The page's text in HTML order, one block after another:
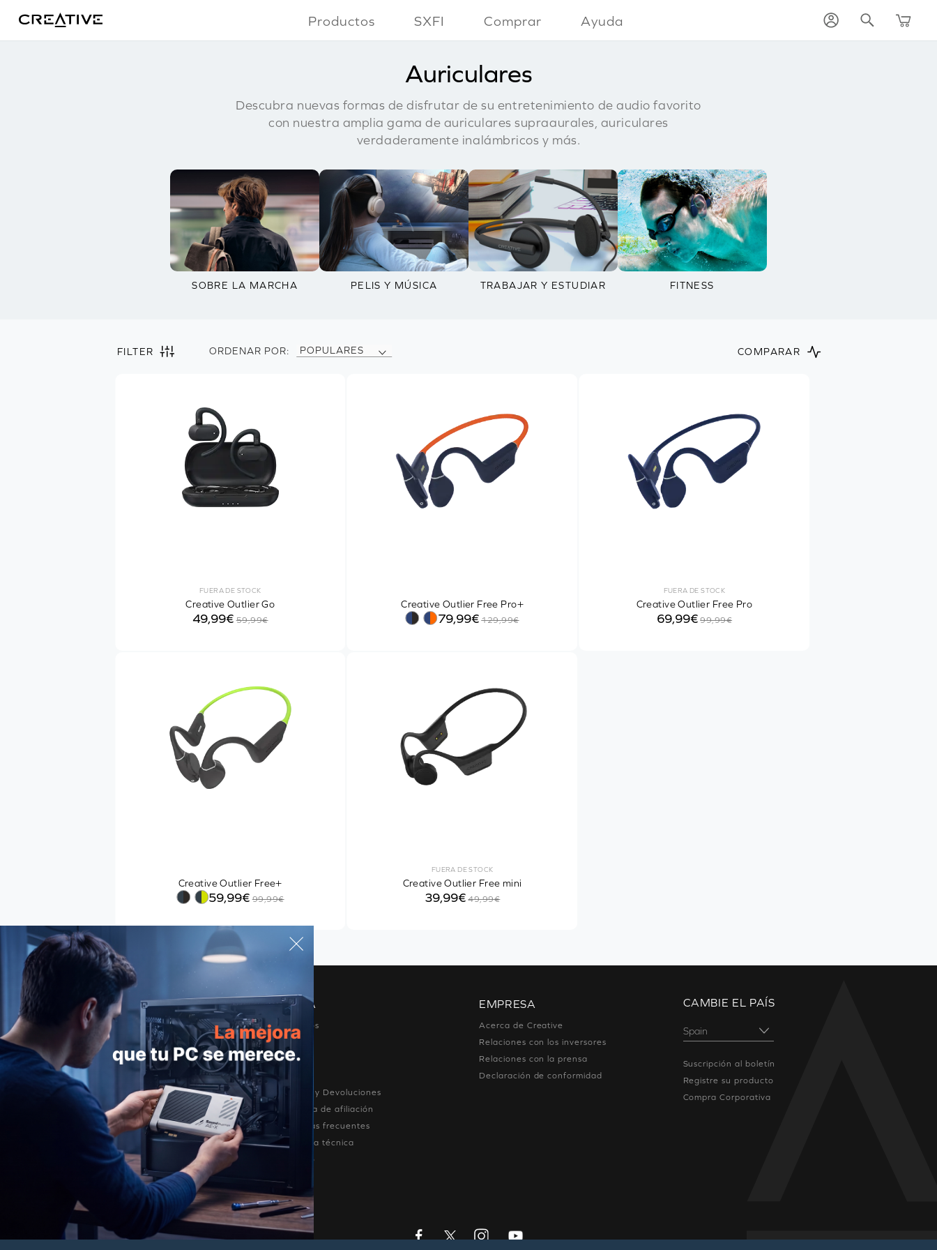
Productos SXFI Comprar Ayuda
Auriculares
Descubra nuevas formas de disfrutar de su entretenimiento de audio favorito
con nuestra amplia gama de auriculares supraaurales, auriculares
verdaderamente inalámbricos y más.
SOBRE LA MARCHA PELIS Y MÚSICA TRABAJAR Y ESTUDIAR FITNESS
Filter by
Auriculares
Maneras de usarlo 1
Intrauriculares
Tipo de producto
Uso recomendado
COMPRAR ONLINE
ORDENAR POR: POPULARES
FILTER COMPARAR
FUERA DE STOCK
Creative Outlier Go
49,99€59,99€
Creative Outlier Free Pro+
79,99€129,99€
FUERA DE STOCK
Creative Outlier Free Pro
69,99€99,99€
Creative Outlier Free+
59,99€99,99€
FUERA DE STOCK
Creative Outlier Free mini
39,99€49,99€
PRODUCTOS
Super X-Fi
Sound Blaster
Altavoces
Auriculares
Soluciones de trabajo
Cámaras web
Adaptadores & accesorios
Entusiastas del sonido
Ofertas de paquetes
AYUDA
Productos
Pago
Pedidos
Garantía y Devoluciones
Programa de afiliación
Preguntas frecuentes
Asistencia técnica
Contacto
EMPRESA
Acerca de Creative
Relaciones con los inversores
Relaciones con la prensa
Declaración de conformidad
CAMBIE EL PAÍS
Suscripción al boletín
Registre su producto
Compra Corporativa